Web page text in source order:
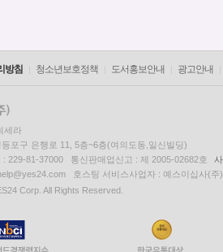
방침 청소년보호정책 도서홍보안내 광고안내
세라
포구 은행로 11, 5층~6층(여의도동,일신빌딩)
: 229-81-37000 통신판매업신고 : 제 2005-02682호
호스팅 서비스사업자 : 예스이십사(주)
Corp. All Rights Reserved.